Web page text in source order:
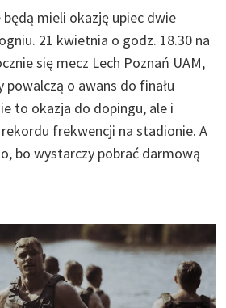
mieli okazję upiec dwie
21 kwietnia o godz. 18.30 na
się mecz Lech Poznań UAM,
o awans do finału
to okazja do dopingu, ale i
rekordu frekwencji na stadionie. A
bo wystarczy pobrać darmową